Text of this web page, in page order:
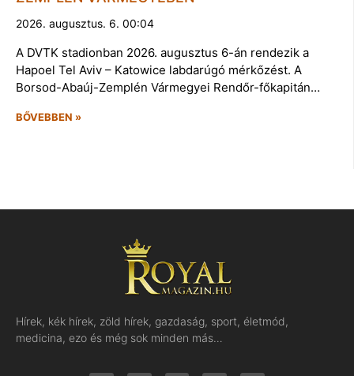
2026. augusztus. 6. 00:04
A DVTK stadionban 2026. augusztus 6-án rendezik a
Hapoel Tel Aviv – Katowice labdarúgó mérkőzést. A
Borsod-Abaúj-Zemplén Vármegyei Rendőr-főkapitán…
BŐVEBBEN »
Hírek, kék hírek, zöld hírek, gazdaság, sport, életmód,
medicina, ezo és még sok minden más…